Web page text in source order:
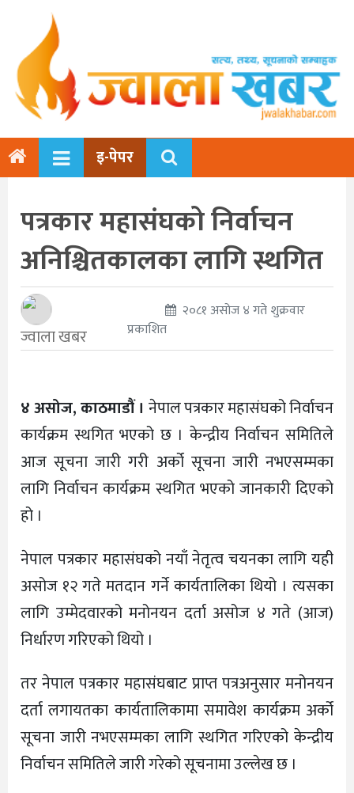
इ-पेपर
पत्रकार महासंघको निर्वाचन
अनिश्चितकालका लागि स्थगित
ज्वाला खबर
२०८१ असोज ४ गते शुक्रवार
प्रकाशित
४ असोज, काठमाडौं । नेपाल पत्रकार महासंघको निर्वाचन
कार्यक्रम स्थगित भएको छ । केन्द्रीय निर्वाचन समितिले
आज सूचना जारी गरी अर्को सूचना जारी नभएसम्मका
लागि निर्वाचन कार्यक्रम स्थगित भएको जानकारी दिएको
हो ।
नेपाल पत्रकार महासंघको नयाँ नेतृत्व चयनका लागि यही
असोज १२ गते मतदान गर्ने कार्यतालिका थियो । त्यसका
लागि उम्मेदवारको मनोनयन दर्ता असोज ४ गते (आज)
निर्धारण गरिएको थियो ।
तर नेपाल पत्रकार महासंघबाट प्राप्त पत्रअनुसार मनोनयन
दर्ता लगायतका कार्यतालिकामा समावेश कार्यक्रम अर्को
सूचना जारी नभएसम्मका लागि स्थगित गरिएको केन्द्रीय
निर्वाचन समितिले जारी गरेको सूचनामा उल्लेख छ ।